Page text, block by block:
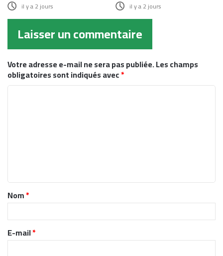
il y a 2 jours il y a 2 jours
Laisser un commentaire
Votre adresse e-mail ne sera pas publiée.Les champs
obligatoires sont indiqués avec*
t
a
r
e
Nom*
E-mail*